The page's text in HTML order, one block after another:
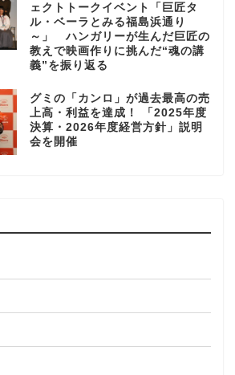
ェクトトークイベント「巨匠タ
ル・ベーラとみる福島浜通り
～」 ハンガリーが生んだ巨匠の
教えで映画作りに挑んだ“魂の講
義”を振り返る
グミの「カンロ」が過去最高の売
上高・利益を達成！ 「2025年度
決算・2026年度経営方針」説明
会を開催